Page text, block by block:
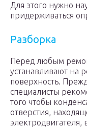
Для этого нужно
придерживаться
Разборка
Перед любым
устанавливают на
поверхность.
специалисты
того чтобы
отверстия,